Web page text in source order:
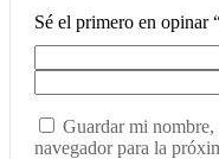
Sé el primero en opinar
Guardar mi
navegador para la